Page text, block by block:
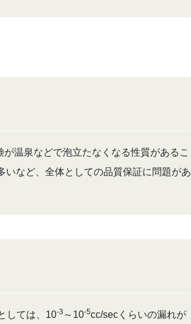
温泉などで泡立たなくなる性質があるこ
いなど、全体としての品質保証に問題があ
しては、10-3 ～10-5cc/secくらいの漏れが